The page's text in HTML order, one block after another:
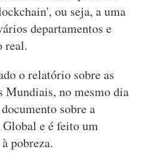
ou seja, a uma
departamentos e
real.
o relatório sobre as
Mundiais, no mesmo dia
sobre a
e é feito um
pobreza.